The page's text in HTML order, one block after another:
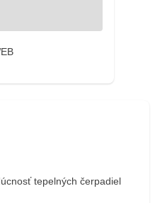
tepelných čerpadiel